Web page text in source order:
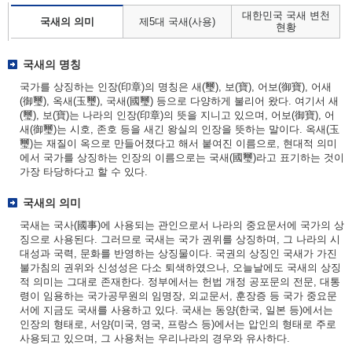
국새의 의미 제5대 국새(사용)
대한민국 국새 변천
현황
국새의 명칭
국가를 상징하는 인장(印章)의 명칭은 새(璽), 보(寶), 어보(御寶), 어새
(御璽), 옥새(玉璽), 국새(國璽) 등으로 다양하게 불리어 왔다. 여기서 새
(璽), 보(寶)는 나라의 인장(印章)의 뜻을 지니고 있으며, 어보(御寶), 어
새(御璽)는 시호, 존호 등을 새긴 왕실의 인장을 뜻하는 말이다. 옥새(玉
璽)는 재질이 옥으로 만들어졌다고 해서 붙여진 이름으로, 현대적 의미
에서 국가를 상징하는 인장의 이름으로는 국새(國璽)라고 표기하는 것이
가장 타당하다고 할 수 있다.
국새의 의미
국새는 국사(國事)에 사용되는 관인으로서 나라의 중요문서에 국가의 상
징으로 사용된다. 그러므로 국새는 국가 권위를 상징하며, 그 나라의 시
대성과 국력, 문화를 반영하는 상징물이다. 국권의 상징인 국새가 가진
불가침의 권위와 신성성은 다소 퇴색하였으나, 오늘날에도 국새의 상징
적 의미는 그대로 존재한다. 정부에서는 헌법 개정 공포문의 전문, 대통
령이 임용하는 국가공무원의 임명장, 외교문서, 훈장증 등 국가 중요문
서에 지금도 국새를 사용하고 있다. 국새는 동양(한국, 일본 등)에서는
인장의 형태로, 서양(미국, 영국, 프랑스 등)에서는 압인의 형태로 주로
사용되고 있으며, 그 사용처는 우리나라의 경우와 유사하다.